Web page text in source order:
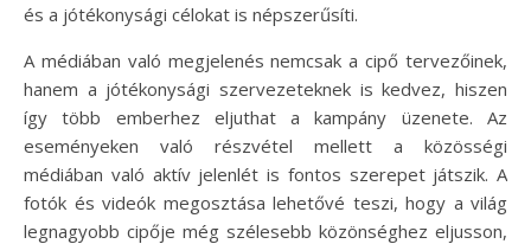
és a jótékonysági célokat is népszerűsíti.
A médiában való megjelenés nemcsak a cipő tervezőinek,
hanem a jótékonysági szervezeteknek is kedvez, hiszen
így több emberhez eljuthat a kampány üzenete. Az
eseményeken való részvétel mellett a közösségi
médiában való aktív jelenlét is fontos szerepet játszik. A
fotók és videók megosztása lehetővé teszi, hogy a világ
legnagyobb cipője még szélesebb közönséghez eljusson,